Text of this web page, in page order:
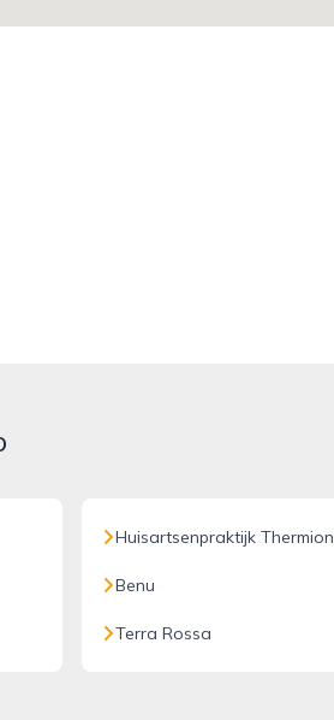
Huisartsenpraktijk Thermion
Benu
Terra Rossa